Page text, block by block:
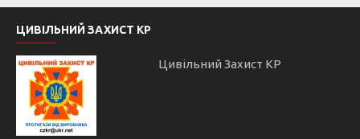
ЦИВІЛЬНИЙ ЗАХИСТ КР
Цивільний Захист КР